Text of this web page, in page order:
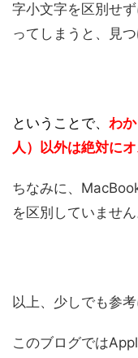
字小文字を区別せ
ってしまうと、見
ということで、 わ
人）以外は絶対に
ちなみに、
を区別していません
以上、少しでも参
このブログでは